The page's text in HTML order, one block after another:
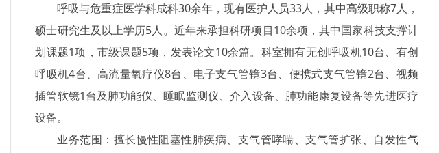
呼吸与危重症医学科成科30余年，现有医护人员33人，其中高级职称7人，
硕士研究生及以上学历5人。近年来承担科研项目10余项，其中国家科技支撑计
划课题1项，市级课题5项，发表论文10余篇。科室拥有无创呼吸机10台、有创
呼吸机4台、高流量氧疗仪8台、电子支气管镜3台、便携式支气管镜2台、视频
插管软镜1台及肺功能仪、睡眠监测仪、介入设备、肺功能康复设备等先进医疗
设备。
业务范围：擅长慢性阻塞性肺疾病、支气管哮喘、支气管扩张、自发性气